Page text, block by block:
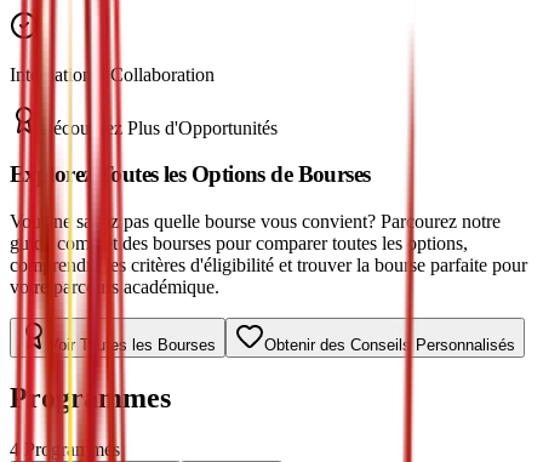
International Collaboration
Découvrez Plus d'Opportunités
Explorez Toutes les Options de Bourses
Vous ne savez pas quelle bourse vous convient? Parcourez notre
guide complet des bourses pour comparer toutes les options,
comprendre les critères d'éligibilité et trouver la bourse parfaite pour
votre parcours académique.
Voir Toutes les Bourses Obtenir des Conseils Personnalisés
Programmes
4 Programmes